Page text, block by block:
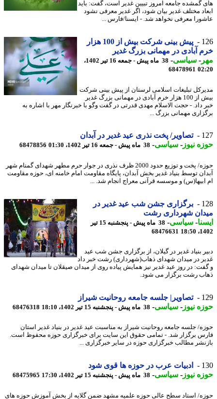
گمشده جامعه امروز تبیین غدیر است، گفت: باید
مختلف غدیر بیان شود، اگر غدیر معرفی نشود
معرفی نخواهد شد. - ایسنا/فارس ...
پیش بینی شرکت بیش از 100 هزار
آبادی در مهمانی بزرگ غدیر
-سیاسی-
38 ماه پیش - جمعه 16 تیر 1402،
68478961
تبلیغات اسلامی لرستان از پیش بینی شرکت
بیش از 100 هزار خرم آبادی در مهمانی بزرگ غدیر
داد. - حجت الاسلام مهدی قدرتی در گفت وگو با خبرنگار مهر با اشاره به
مهمانی بزرگ ...
تصاویر/ پخت نذری عید غدیر در آبدان
نیوز-سیاسی-38 ماه پیش - جمعه 16 تیر 1402، 01:30 68478856
حوزه/ پخت و توزیع حدود 2000 ظرف نذری در جوار حرم مطهر شهدای گمنام شهر
توسط بنیاد غدیر بخش آبدان، پایگاه مقاومت امام خامنه ای، حوزه مقاومت
و موسسه قرآنی معراج انجام شد. ...
برگزاری جشن شب عید غدیر در
شهرداری رشت
-سیاسی-
38 ماه پیش - پنجشنبه 15 تیر
68476631
بنیاد غدیر در گیلان، از برگزاری جشن شب عید
در میدان شهدای ذهاب(شهرداری) رشت خبر داد
در روز عید غدیر نیز همایش پیاده روی از میدان صیقلان تا میدان شهدای
رشت برگزار می شود.
تصاویر| جلسه جامعه روحانیت شیراز
نیوز-سیاسی-38 ماه پیش - پنجشنبه 15 تیر 1402، 18:10 68476318
جلسه جامعه روحانیت شیراز به مناسبت عید غدیر در بنیاد غدیر استان
برگزار شد. - تمامی حقوق این سایت برای خبرگزاری حوزه محفوظ است.
مطالب خبرگزاری حوزه در سایر خبرگزاری ...
ادبیات عرب در حوزه ها قوی شود
نیوز-سیاسی-38 ماه پیش - پنجشنبه 15 تیر 1402، 17:30 68475965
استاد سطح عالی حوزه علمیه مشهد ضمن گلایه از بخش آموزش حوزه های